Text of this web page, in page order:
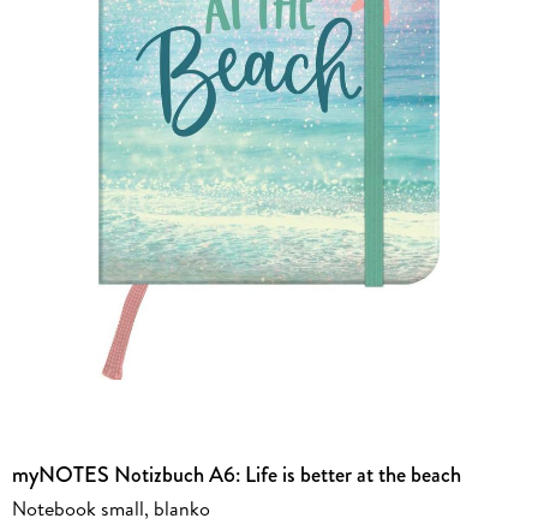
myNOTES Notizbuch A6: Life is better at the beach
Notebook small, blanko